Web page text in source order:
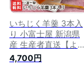
料無料】お中元ギフ
トにも！
いちじく羊羹 3本入
り 小富士屋 新潟県
産 生産者直送【よう
かん 老舗】【お土
産/手土産/プレゼン
4,700円